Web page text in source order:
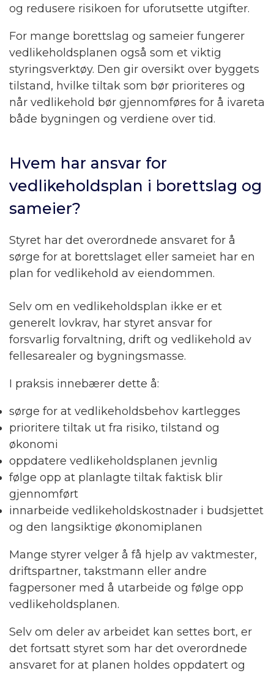
og redusere risikoen for uforutsette utgifter.
For mange borettslag og sameier fungerer
vedlikeholdsplanen også som et viktig
styringsverktøy. Den gir oversikt over byggets
tilstand, hvilke tiltak som bør prioriteres og
når vedlikehold bør gjennomføres for å ivareta
både bygningen og verdiene over tid.
Hvem har ansvar for
vedlikeholdsplan i borettslag og
sameier?
Styret har det overordnede ansvaret for å
sørge for at borettslaget eller sameiet har en
plan for vedlikehold av eiendommen.
Selv om en vedlikeholdsplan ikke er et
generelt lovkrav, har styret ansvar for
forsvarlig forvaltning, drift og vedlikehold av
fellesarealer og bygningsmasse.
I praksis innebærer dette å:
sørge for at vedlikeholdsbehov kartlegges
prioritere tiltak ut fra risiko, tilstand og
økonomi
oppdatere vedlikeholdsplanen jevnlig
følge opp at planlagte tiltak faktisk blir
gjennomført
innarbeide vedlikeholdskostnader i budsjettet
og den langsiktige økonomiplanen
Mange styrer velger å få hjelp av vaktmester,
driftspartner, takstmann eller andre
fagpersoner med å utarbeide og følge opp
vedlikeholdsplanen.
Selv om deler av arbeidet kan settes bort, er
det fortsatt styret som har det overordnede
ansvaret for at planen holdes oppdatert og